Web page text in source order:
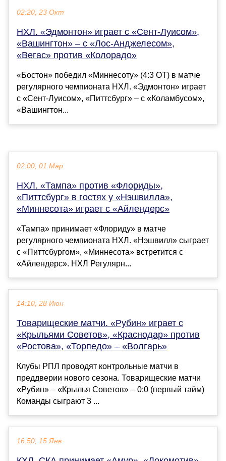
02:20, 23 Окт
НХЛ. «Эдмонтон» играет с «Сент-Луисом»,
«Вашингтон» – с «Лос-Анджелесом»,
«Вегас» против «Колорадо»
«Бостон» победил «Миннесоту» (4:3 ОТ) в матче
регулярного чемпионата НХЛ. «Эдмонтон» играет
с «Сент-Луисом», «Питтсбург» – с «Коламбусом»,
«Вашингтон...
02:00, 01 Мар
НХЛ. «Тампа» против «Флориды»,
«Питтсбург» в гостях у «Нэшвилла»,
«Миннесота» играет с «Айлендерс»
«Тампа» принимает «Флориду» в матче
регулярного чемпионата НХЛ. «Нэшвилл» сыграет
с «Питтсбургом», «Миннесота» встретится с
«Айлендерс». НХЛ Регулярн...
14:10, 28 Июн
Товарищеские матчи. «Рубин» играет с
«Крыльями Советов», «Краснодар» против
«Ростова», «Торпедо» – «Волгарь»
Клубы РПЛ проводят контрольные матчи в
преддверии нового сезона. Товарищеские матчи
«Рубин» – «Крылья Советов» – 0:0 (первый тайм)
Команды сыграют 3 ...
16:50, 15 Янв